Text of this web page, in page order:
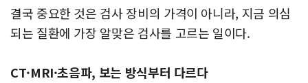
결국 중요한 것은 검사 장비의 가격이 아니라, 지금 의심
되는 질환에 가장 알맞은 검사를 고르는 일이다.
CT·MRI·초음파, 보는 방식부터 다르다